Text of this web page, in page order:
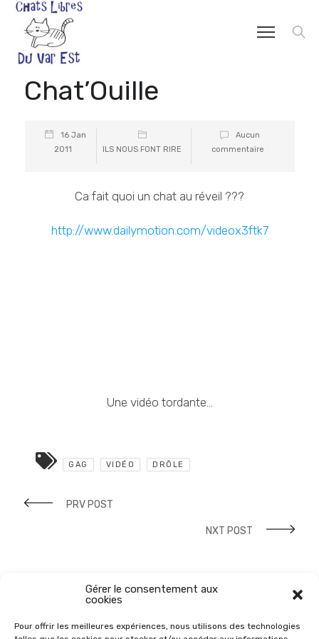
Gérer le consentement aux
cookies
Pour offrir les meilleures expériences, nous utilisons des technologies
Chat’Ouille
16 Jan
2011
ILS NOUS FONT RIRE
Aucun
commentaire
Ca fait quoi un chat au réveil ???
http://www.dailymotion.com/videox3ftk7
Une vidéo tordante…
GAG VIDÉO DRÔLE
PRV POST
NXT POST